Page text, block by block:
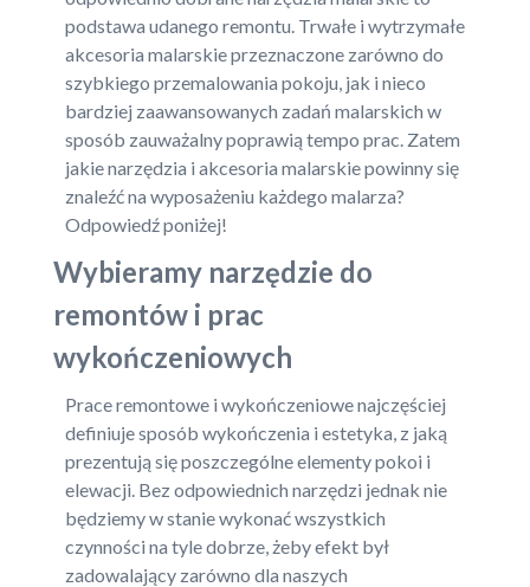
podstawa udanego remontu. Trwałe i wytrzymałe
akcesoria malarskie przeznaczone zarówno do
szybkiego przemalowania pokoju, jak i nieco
bardziej zaawansowanych zadań malarskich w
sposób zauważalny poprawią tempo prac. Zatem
jakie narzędzia i akcesoria malarskie powinny się
znaleźć na wyposażeniu każdego malarza?
Odpowiedź poniżej!
Wybieramy narzędzie do
remontów i prac
wykończeniowych
Prace remontowe i wykończeniowe najczęściej
definiuje sposób wykończenia i estetyka, z jaką
prezentują się poszczególne elementy pokoi i
elewacji. Bez odpowiednich narzędzi jednak nie
będziemy w stanie wykonać wszystkich
czynności na tyle dobrze, żeby efekt był
zadowalający zarówno dla naszych